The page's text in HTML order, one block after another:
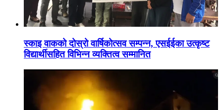
स्काइ वाकको दोस्रो वार्षिकोत्सव सम्पन्न, एसईईका उत्कृष्ट
विद्यार्थीसहित विभिन्न व्यक्तित्व सम्मानित